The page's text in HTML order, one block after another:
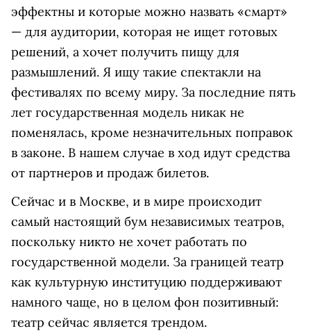
эффектны и которые можно назвать «смарт»
— для аудитории, которая не ищет готовых
решений, а хочет получить пищу для
размышлений. Я ищу такие спектакли на
фестивалях по всему миру. За последние пять
лет государственная модель никак не
поменялась, кроме незначительных поправок
в законе. В нашем случае в ход идут средства
от партнеров и продаж билетов.
Сейчас и в Москве, и в мире происходит
самый настоящий бум независимых театров,
поскольку никто не хочет работать по
государственной модели. За границей театр
как культурную институцию поддерживают
намного чаще, но в целом фон позитивный:
театр сейчас является трендом.